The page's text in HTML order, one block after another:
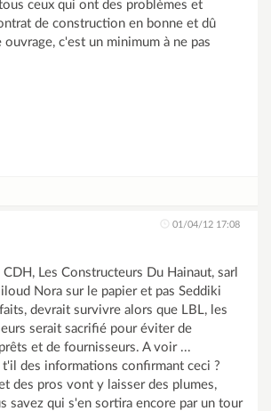
ceux qui ont des problèmes et
de construction en bonne et dû
ouvrage, c'est un minimum à ne pas
01/04/12 17:08
CDH, Les Constructeurs Du Hainaut, sarl
Nora sur le papier et pas Seddiki
devrait survivre alors que LBL, les
serait sacrifié pour éviter de
et de fournisseurs. A voir ...
des informations confirmant ceci ?
des pros vont y laisser des plumes,
savez qui s'en sortira encore par un tour